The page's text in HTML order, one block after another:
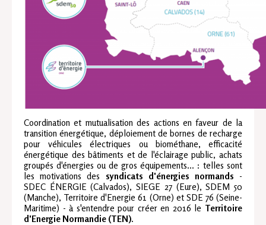
Coordination et mutualisation des actions en faveur de la
transition énergétique, déploiement de bornes de recharge
pour véhicules électriques ou biométhane, efficacité
énergétique des bâtiments et de l'éclairage public, achats
groupés d'énergies ou de gros équipements... : telles sont
les motivations des syndicats d'énergies normands -
SDEC ÉNERGIE (Calvados), SIEGE 27 (Eure), SDEM 50
(Manche), Territoire d'Energie 61 (Orne) et SDE 76 (Seine-
Maritime) - à s'entendre pour créer en 2016 le Territoire
d'Energie Normandie (TEN).